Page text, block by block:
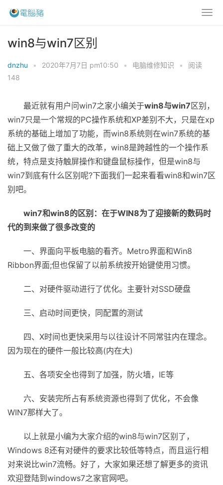
win8与win7区别
dnzhu • 2020年7月7日 pm10:50 • 电脑维修知识 •
阅读
148
最近就有用户问win7之家小编关于win8与win7区别，
win7只是一个常规的PC操作系统和XP差别不大，只是在xp
系统的基础上增加了功能，而win8系统则在win7系统的基
础上又做了做了重大的改革，win8是跨越性的一个操作系
统，特点是支持触屏操作和键盘鼠标操作，但是win8与
win7到底有什么区别呢?下面我们一起来看看win8和win7区
别吧。
win7和win8的区别 ：在于WIN8为了迎接新的数码时
代的到来做了很多改变的
一、界面向平板电脑的看齐。Metro界面和Win8
Ribbon界面;但也保留了以前系统按开始键使用习惯。
二、对硬件驱动进行了优化。主要针对SSD硬盘
三、启动时间更快，同配置的测试
四、X时间也更快采用与以往设计不同常驻内在理念。
因为现在的硬件一般比较高(内在大)
五、各项安全也得到了加强，防火墙，IE等
六、安装完所占有系统资源也得到了优化，不会像
WIN7那样大了。
以上就是小编为大家介绍的win8与win7区别了，
Windows 8还有对硬件的要求比较低等特点，而且运行相
对来说比win7流畅。好了，大家如果还想了解更多的资讯
欢迎登陆到windows7之家官网吧。